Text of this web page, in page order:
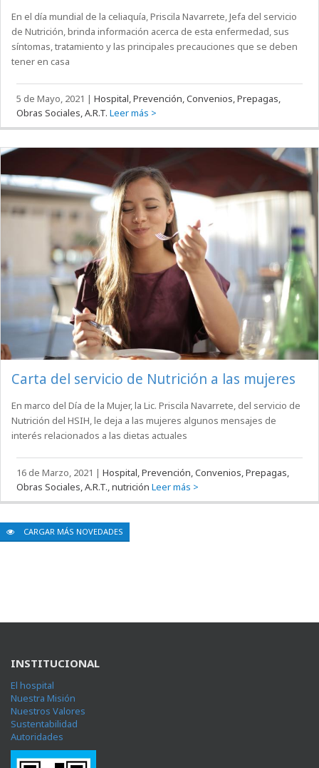
En el día mundial de la celiaquía, Priscila Navarrete, Jefa del servicio
de Nutrición, brinda información acerca de esta enfermedad, sus
síntomas, tratamiento y las principales precauciones que se deben
tener en casa
5 de Mayo, 2021 |Hospital, Prevención, Convenios, Prepagas,
Obras Sociales, A.R.T. Leer más >
Carta del servicio de Nutrición a las mujeres
En marco del Día de la Mujer, la Lic. Priscila Navarrete, del servicio de
Nutrición del HSIH, le deja a las mujeres algunos mensajes de
interés relacionados a las dietas actuales
16 de Marzo, 2021 |Hospital, Prevención, Convenios, Prepagas,
Obras Sociales, A.R.T., nutrición Leer más >
CARGAR MÁS NOVEDADES
INSTITUCIONAL
El hospital
Nuestra Misión
Nuestros Valores
Sustentabilidad
Autoridades